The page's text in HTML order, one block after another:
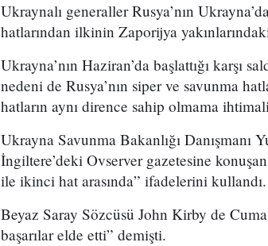
Ukraynalı generaller Rusya’nın
hatlarından ilkinin Zaporijya
Ukrayna’nın Haziran’da başlattığı karşı
nedeni de Rusya’nın siper ve savunma
hatların aynı dirence sahip olmama
Ukrayna Savunma Bakanlığı Danışmanı
İngiltere’deki Ovserver gazetesine
ile ikinci hat arasında” ifadelerini kullandı.
Beyaz Saray Sözcüsü John Kirby de
başarılar elde etti” demişti.